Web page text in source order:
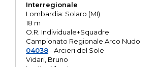
Interregionale
Lombardia: Solaro (MI)
18 m
O.R. Individuale+Squadre
Campionato Regionale Arco Nudo
04038- Arcieri del Sole
Vidari, Bruno